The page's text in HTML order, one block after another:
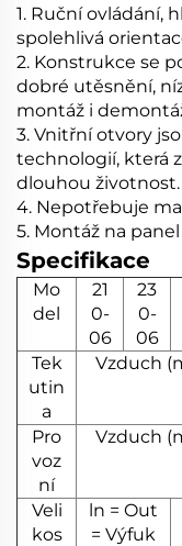
1. Ruční ovládání,
spolehlivá
2. Konstrukce se
dobré utěsnění,
montáž i
3. Vnitřní otvory
technologií, která
dlouhou životnost.
4. Nepotřebuje
5. Montáž na
Specifikace
Mo
del
21
0-
06
23
0-
06
Tek
utin
a
Vzduch
Pro
voz
ní
Vzduch
Veli
kos
ln = Out
= Výfuk